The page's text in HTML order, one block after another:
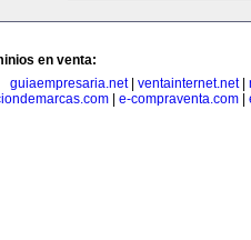
en venta:
guiaempresaria.net| ventainternet.net|
| e-compraventa.com|